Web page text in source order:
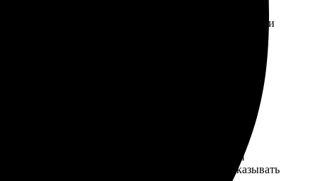
лишних вопросов. Быстро получил подтверждение и
планирую заказывать больше!
загрузила на сайте. Быстро уточнили детали и
превзошел ожидания. Теперь планирую заказывать